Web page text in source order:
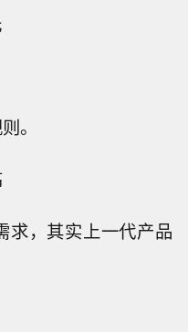
。
求，其实上一代产品